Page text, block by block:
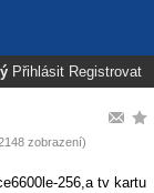
Přihlásit Registrovat
zobrazení)
256,a tv kartu